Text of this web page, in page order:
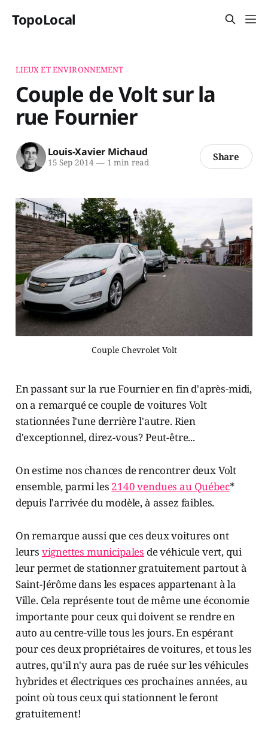
TopoLocal
LIEUX ET ENVIRONNEMENT
Couple de Volt sur la
rue Fournier
Louis-Xavier Michaud
15 Sep 2014 —1 min read Share
Couple Chevrolet Volt
En passant sur la rue Fournier en fin d'après-midi,
on a remarqué ce couple de voitures Volt
stationnées l'une derrière l'autre. Rien
d'exceptionnel, direz-vous? Peut-être...
On estime nos chances de rencontrer deux Volt
ensemble, parmi les 2140 vendues au Québec*
depuis l'arrivée du modèle, à assez faibles.
On remarque aussi que ces deux voitures ont
leurs vignettes municipales de véhicule vert, qui
leur permet de stationner gratuitement partout à
Saint-Jérôme dans les espaces appartenant à la
Ville. Cela représente tout de même une économie
importante pour ceux qui doivent se rendre en
auto au centre-ville tous les jours. En espérant
pour ces deux propriétaires de voitures, et tous les
autres, qu'il n'y aura pas de ruée sur les véhicules
hybrides et électriques ces prochaines années, au
point où tous ceux qui stationnent le feront
gratuitement!